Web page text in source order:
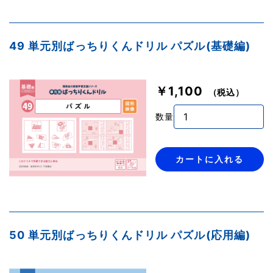
49 単元別ばっちりくんドリル パズル(基礎編)
￥1,100 （税込）
数量
カートに入れる
50 単元別ばっちりくんドリル パズル(応用編)